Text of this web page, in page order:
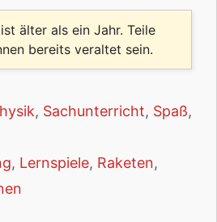
älter als ein Jahr. Teile
bereits veraltet sein.
, Sachunterricht, Spaß,
, Lernspiele, Raketen,